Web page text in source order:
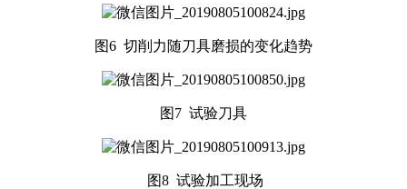
图6 切削力随刀具磨损的变化趋势
图7 试验刀具
图8 试验加工现场